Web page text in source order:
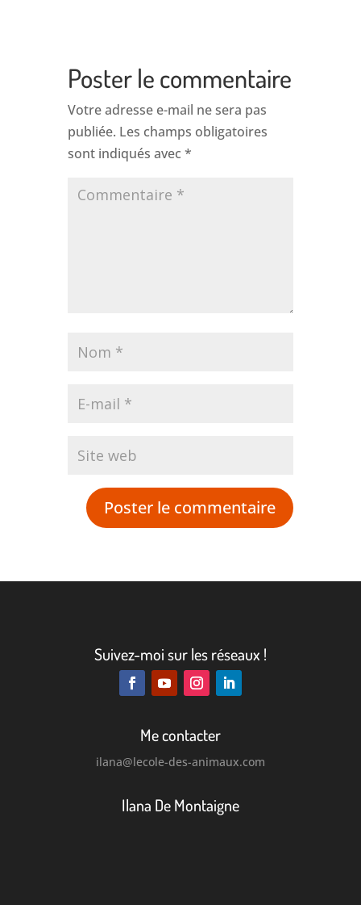
Poster le commentaire
Votre adresse e-mail ne sera pas
publiée. Les champs obligatoires
sont indiqués avec *
Suivez-moi sur les réseaux !
Me contacter
ilana@lecole-des-animaux.com
Ilana De Montaigne